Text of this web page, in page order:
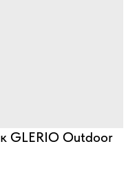
GLERIO Outdoor